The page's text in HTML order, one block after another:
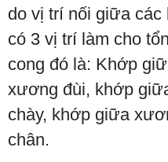
do vị trí nối giữa các
có 3 vị trí làm cho
cong đó là: Khớp
xương đùi, khớp
chày, khớp giữa
chân.